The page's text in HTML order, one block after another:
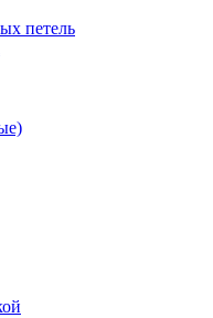
петель